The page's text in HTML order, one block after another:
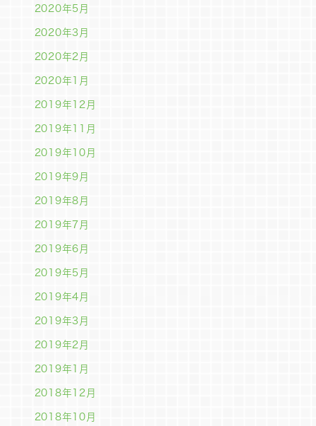
2020年5月
2020年3月
2020年2月
2020年1月
2019年12月
2019年11月
2019年10月
2019年9月
2019年8月
2019年7月
2019年6月
2019年5月
2019年4月
2019年3月
2019年2月
2019年1月
2018年12月
2018年10月